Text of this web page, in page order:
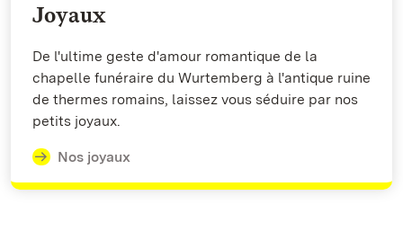
Joyaux
De l'ultime geste d'amour romantique de la
chapelle funéraire du Wurtemberg à l'antique ruine
de thermes romains, laissez vous séduire par nos
petits joyaux.
Nos joyaux